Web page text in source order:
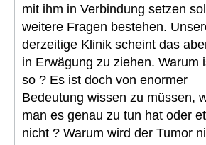
mit ihm in Verbindung setzen
weitere Fragen bestehen.
derzeitige Klinik scheint das
in Erwägung zu ziehen. Warum
so ? Es ist doch von enormer
Bedeutung wissen zu müssen,
man es genau zu tun hat oder
nicht ? Warum wird der Tumor